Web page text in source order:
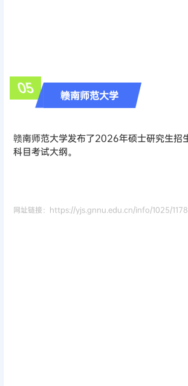
05 赣南师范大学
赣南师范大学发布了2026年硕士研究生招
科目考试大纲。
网址链接：https://yjs.gnnu.edu.cn/info/1025/